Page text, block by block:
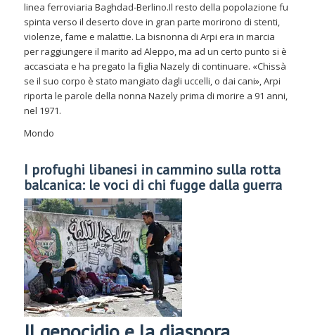
linea ferroviaria Baghdad-Berlino.Il resto della popolazione fu
spinta verso il deserto dove in gran parte morirono di stenti,
violenze, fame e malattie. La bisnonna di Arpi era in marcia
per raggiungere il marito ad Aleppo, ma ad un certo punto si è
accasciata e ha pregato la figlia Nazely di continuare. «Chissà
se il suo corpo è stato mangiato dagli uccelli, o dai cani», Arpi
riporta le parole della nonna Nazely prima di morire a 91 anni,
nel 1971.
Mondo
I profughi libanesi in cammino sulla rotta
balcanica: le voci di chi fugge dalla guerra